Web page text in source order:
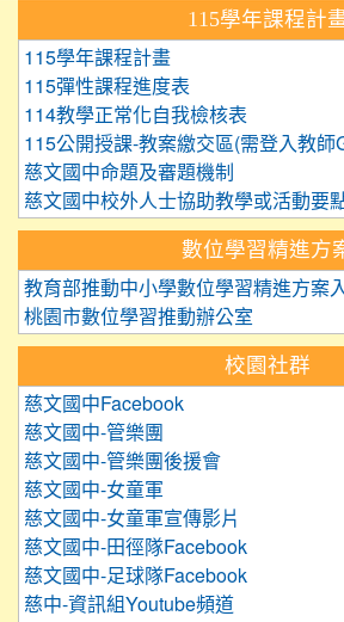
115學年課程計
115學年課程計畫
115彈性課程進度表
114教學正常化自我檢核表
115公開授課-教案繳交區(需登入教師
慈文國中命題及審題機制
慈文國中校外人士協助教學或活動要
數位學習精進方
教育部推動中小學數位學習精進方案
桃園市數位學習推動辦公室
校園社群
慈文國中Facebook
慈文國中-管樂團
慈文國中-管樂團後援會
慈文國中-女童軍
慈文國中-女童軍宣傳影片
慈文國中-田徑隊Facebook
慈文國中-足球隊Facebook
慈中-資訊組Youtube頻道